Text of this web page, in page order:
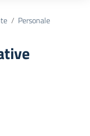
Personale